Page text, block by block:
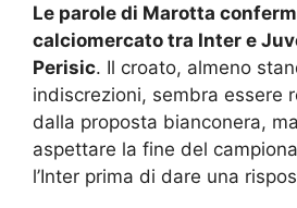
Le parole di Marotta
calciomercato tra Inter e
Perisic. Il croato, almeno
indiscrezioni, sembra essere
dalla proposta bianconera,
aspettare la fine del
l’Inter prima di dare una